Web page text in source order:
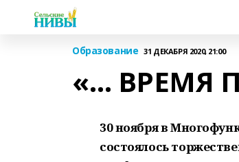
Образование 31 ДЕКАБРЯ 2020, 21:00
«… ВРЕМЯ
30 ноября в
состоялось